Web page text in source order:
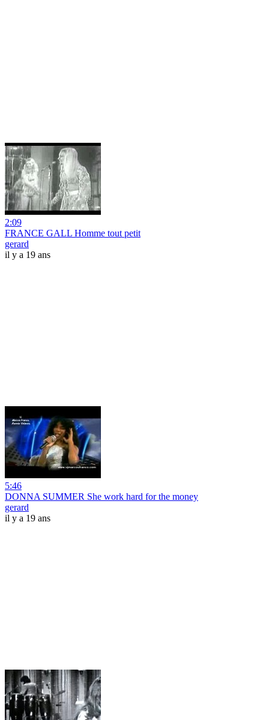
2:09
FRANCE GALL Homme tout petit
gerard
il y a 19 ans
5:46
DONNA SUMMER She work hard for the money
gerard
il y a 19 ans